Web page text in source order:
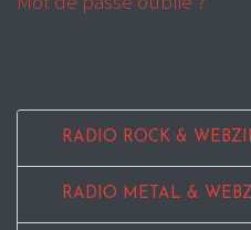
RADIO ROCK &
RADIO METAL &